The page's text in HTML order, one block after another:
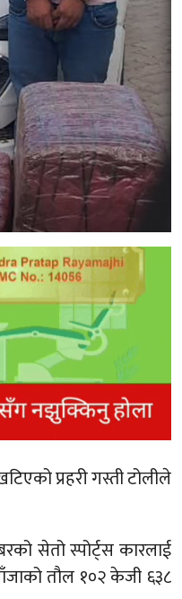
प्रहरी गस्ती टोलीले
सेतो स्पोर्ट्स कारलाई
तौल १०२ केजी ६३८